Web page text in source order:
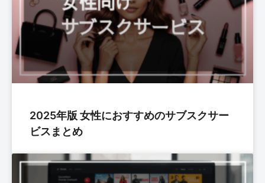
2025年版 女性におすすめのサブスクサー
ビスまとめ